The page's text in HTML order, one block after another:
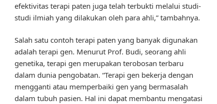
efektivitas terapi paten juga telah terbukti melalui studi-
studi ilmiah yang dilakukan oleh para ahli,” tambahnya.
Salah satu contoh terapi paten yang banyak digunakan
adalah terapi gen. Menurut Prof. Budi, seorang ahli
genetika, terapi gen merupakan terobosan terbaru
dalam dunia pengobatan. “Terapi gen bekerja dengan
mengganti atau memperbaiki gen yang bermasalah
dalam tubuh pasien. Hal ini dapat membantu mengatasi